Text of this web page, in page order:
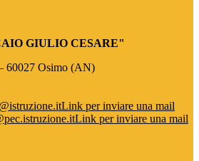
GIULIO CESARE"
60027 Osimo (AN)
Link per inviare una mail
Link per inviare una mail